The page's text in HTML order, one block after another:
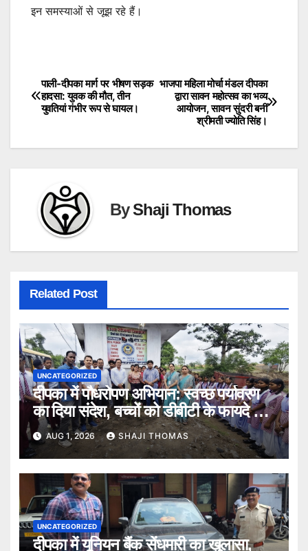
इन समस्याओं से जूझ रहे हैं।
Post
navigation
भाजपा महिला मोर्चा मंडल दीपका
द्वारा सावन महोत्सव का भव्य
आयोजन, सावन सुंदरी बनीं
श्रीमती ज्योति सिंह।
पाली-दीपका मार्ग पर भीषण सड़क
हादसा: युवक की मौत, तीन
युवतियां गंभीर रूप से घायल।
ByShaji Thomas
Related Post
UNCATEGORIZED
दीपका में पौधरोपण अभियान: स्वच्छ पर्यावरण
का दिया संदेश, बच्चों को डीबीटी के फायदे भी
बताए।
AUG 1, 2026 SHAJI THOMAS
UNCATEGORIZED
दीपका में यूनियन बैंक सेंधमारी का खुलासा,